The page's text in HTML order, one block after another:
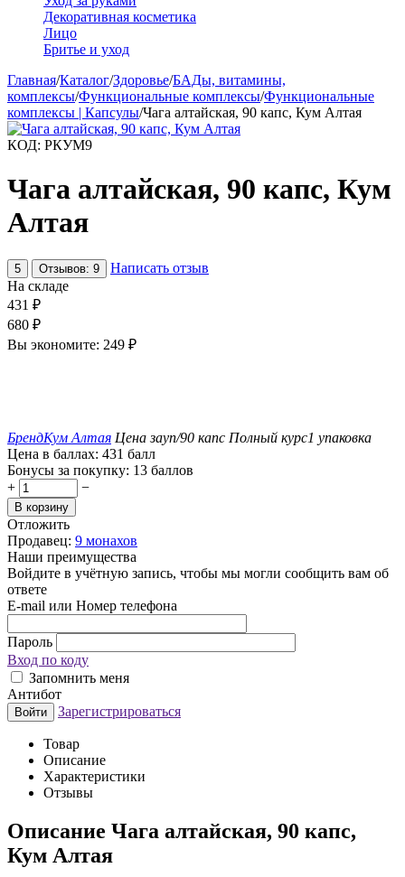
Декоративная косметика
Лицо
Бритье и уход
Главная/Каталог/Здоровье/БАДы, витамины,
комплексы/Функциональные комплексы/Функциональные
комплексы | Капсулы/Чага алтайская, 90 капс, Кум Алтая
КОД: РКУМ9
Чага алтайская, 90 капс, Кум
Алтая
5 Отзывов: 9
Написать отзыв
На складе
431 ₽
680 ₽
Вы экономите: 249 ₽
БрендКум Алтая Цена зауп/90 капс Полный курс1 упаковка
Цена в баллах: 431 балл
Бонусы за покупку: 13 баллов
+
−
В корзину
Отложить
Продавец: 9 монахов
Наши преимущества
Войдите в учётную запись, чтобы мы могли сообщить вам об
ответе
E-mail или Номер телефона
Пароль
Вход по коду
Запомнить меня
Антибот
Войти Зарегистрироваться
Товар
Описание
Характеристики
Отзывы
Описание Чага алтайская, 90 капс,
Кум Алтая